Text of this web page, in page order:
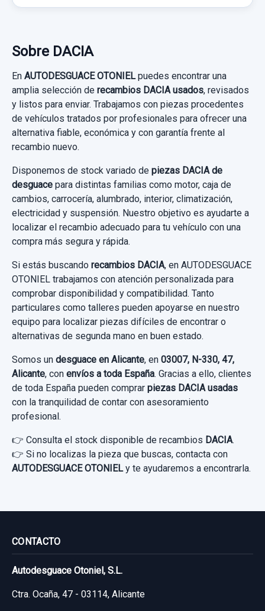
POTENCIOMETRO PEDAL 8200386506
POTENCIOMETRO PEDAL 8200386506
usado.
DACIA LOGAN 1.5 DCI DIESEL CAT
Ref:752780 OEM:8200386506
30,00 €
Sin IVA, gastos de envío no incluidos.
Consultar por whatsapp
Sobre DACIA
En AUTODESGUACE OTONIELpuedes encontrar una
amplia selección de recambios DACIA usados, revisados
y listos para enviar. Trabajamos con piezas procedentes
de vehículos tratados por profesionales para ofrecer una
alternativa fiable, económica y con garantía frente al
recambio nuevo.
Disponemos de stock variado de piezas DACIA de
desguace para distintas familias como motor, caja de
cambios, carrocería, alumbrado, interior, climatización,
electricidad y suspensión. Nuestro objetivo es ayudarte a
localizar el recambio adecuado para tu vehículo con una
compra más segura y rápida.
Si estás buscando recambios DACIA, en AUTODESGUACE
OTONIEL trabajamos con atención personalizada para
comprobar disponibilidad y compatibilidad. Tanto
particulares como talleres pueden apoyarse en nuestro
equipo para localizar piezas difíciles de encontrar o
alternativas de segunda mano en buen estado.
Somos un desguace en Alicante, en 03007, N-330, 47,
Alicante, con envíos a toda España. Gracias a ello, clientes
de toda España pueden comprar piezas DACIA usadas
con la tranquilidad de contar con asesoramiento
profesional.
👉 Consulta el stock disponible de recambios DACIA.
👉 Si no localizas la pieza que buscas, contacta con
AUTODESGUACE OTONIELy te ayudaremos a encontrarla.
CONTACTO
Autodesguace Otoniel, S.L.
Ctra. Ocaña, 47 - 03114, Alicante